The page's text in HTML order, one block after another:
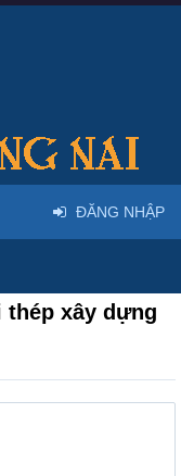
tín - Miễn phí
thép xây dựng
ĐĂNG NHẬP